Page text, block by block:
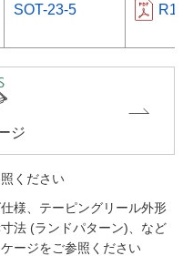
SOT-23-5
ジ
ください
様、テーピングリール外形
法 (ランドパターン)、など
ージをご参照ください